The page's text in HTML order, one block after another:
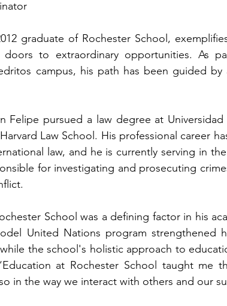
graduate of Rochester School,
doors to extraordinary opportunities. As
campus, his path has been guided
Felipe pursued a law degree at
Law School. His professional career
law, and he is currently serving in
for investigating and prosecuting
School was a defining factor in his
United Nations program strengthened
the school's holistic approach to
at Rochester School taught me
in the way we interact with others and our